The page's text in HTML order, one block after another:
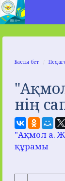
Басты бет
нің
"Ақмол а.
құрамы